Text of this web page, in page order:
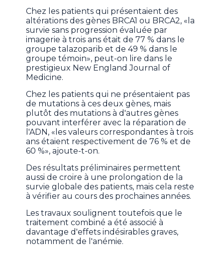
Chez les patients qui présentaient des
altérations des gènes BRCA1 ou BRCA2, «la
survie sans progression évaluée par
imagerie à trois ans était de 77 % dans le
groupe talazoparib et de 49 % dans le
groupe témoin», peut-on lire dans le
prestigieux New England Journal of
Medicine.
Chez les patients qui ne présentaient pas
de mutations à ces deux gènes, mais
plutôt des mutations à d'autres gènes
pouvant interférer avec la réparation de
l'ADN, «les valeurs correspondantes à trois
ans étaient respectivement de 76 % et de
60 %», ajoute-t-on.
Des résultats préliminaires permettent
aussi de croire à une prolongation de la
survie globale des patients, mais cela reste
à vérifier au cours des prochaines années.
Les travaux soulignent toutefois que le
traitement combiné a été associé à
davantage d'effets indésirables graves,
notamment de l'anémie.